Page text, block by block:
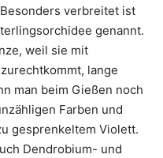
verbreitet ist
genannt.
weil sie mit
lange
man beim Gießen noch
Farben und
gesprenkeltem Violett.
Dendrobium- und